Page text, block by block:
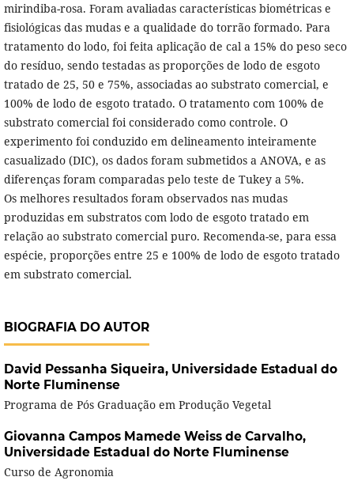
mirindiba-rosa. Foram avaliadas características biométricas e
fisiológicas das mudas e a qualidade do torrão formado. Para
tratamento do lodo, foi feita aplicação de cal a 15% do peso seco
do resíduo, sendo testadas as proporções de lodo de esgoto
tratado de 25, 50 e 75%, associadas ao substrato comercial, e
100% de lodo de esgoto tratado. O tratamento com 100% de
substrato comercial foi considerado como controle. O
experimento foi conduzido em delineamento inteiramente
casualizado (DIC), os dados foram submetidos a ANOVA, e as
diferenças foram comparadas pelo teste de Tukey a 5%.
Os melhores resultados foram observados nas mudas
produzidas em substratos com lodo de esgoto tratado em
relação ao substrato comercial puro. Recomenda-se, para essa
espécie, proporções entre 25 e 100% de lodo de esgoto tratado
em substrato comercial.
BIOGRAFIA DO AUTOR
David Pessanha Siqueira, Universidade Estadual do
Norte Fluminense
Programa de Pós Graduação em Produção Vegetal
Giovanna Campos Mamede Weiss de Carvalho,
Universidade Estadual do Norte Fluminense
Curso de Agronomia